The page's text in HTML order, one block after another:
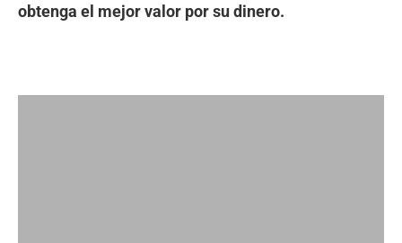
obtenga el mejor valor por su dinero.